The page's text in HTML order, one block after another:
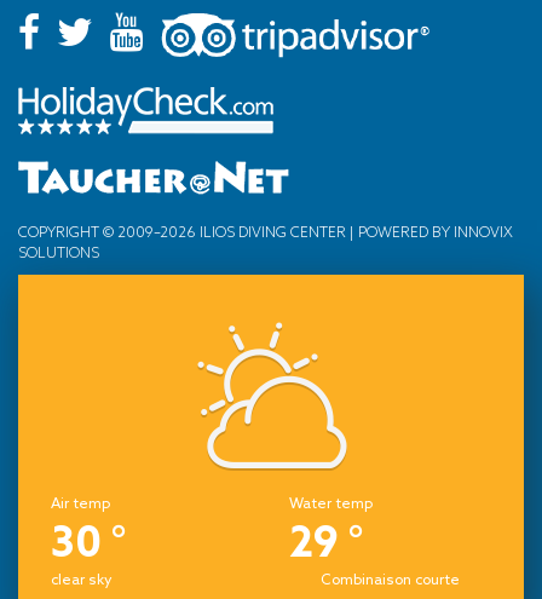
COPYRIGHT © 2009–2026 ILIOS DIVING CENTER | POWERED BY INNOVIX
SOLUTIONS
Air temp
30 °
clear sky
Water temp
29 °
Combinaison courte